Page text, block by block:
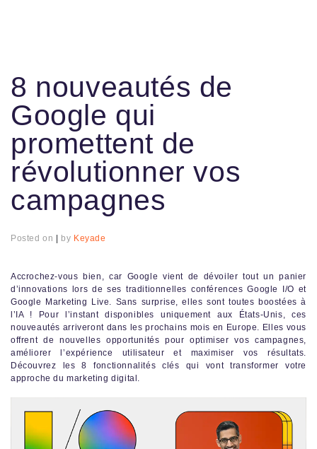
8 nouveautés de
Google qui
promettent de
révolutionner vos
campagnes
Posted on by Keyade
Accrochez-vous bien, car Google vient de dévoiler tout un panier
d’innovations lors de ses traditionnelles conférences Google I/O et
Google Marketing Live. Sans surprise, elles sont toutes boostées à
l’IA ! Pour l’instant disponibles uniquement aux États-Unis, ces
nouveautés arriveront dans les prochains mois en Europe. Elles vous
offrent de nouvelles opportunités pour optimiser vos campagnes,
améliorer l’expérience utilisateur et maximiser vos résultats.
Découvrez les 8 fonctionnalités clés qui vont transformer votre
approche du marketing digital.